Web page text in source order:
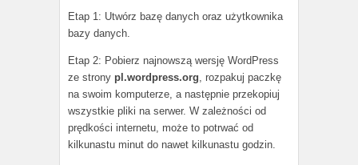
Etap 1: Utwórz bazę danych oraz użytkownika
bazy danych.
Etap 2: Pobierz najnowszą wersję WordPress
ze strony pl.wordpress.org , rozpakuj paczkę
na swoim komputerze, a następnie przekopiuj
wszystkie pliki na serwer. W zależności od
prędkości internetu, może to potrwać od
kilkunastu minut do nawet kilkunastu godzin.